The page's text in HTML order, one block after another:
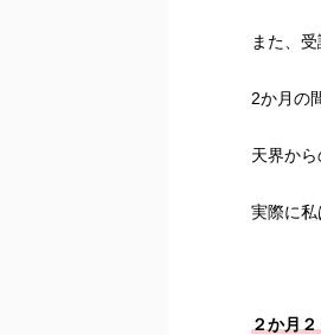
また、
2か月の
天界か
実際に私
２か月